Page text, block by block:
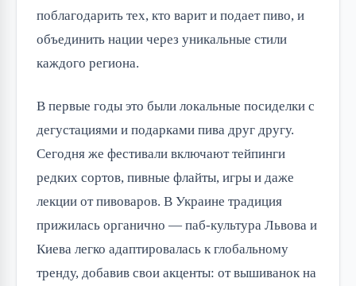
поблагодарить тех, кто варит и подает пиво, и
объединить нации через уникальные стили
каждого региона.
В первые годы это были локальные посиделки с
дегустациями и подарками пива друг другу.
Сегодня же фестивали включают тейпинги
редких сортов, пивные флайты, игры и даже
лекции от пивоваров. В Украине традиция
прижилась органично — паб-культура Львова и
Киева легко адаптировалась к глобальному
тренду, добавив свои акценты: от вышиванок на